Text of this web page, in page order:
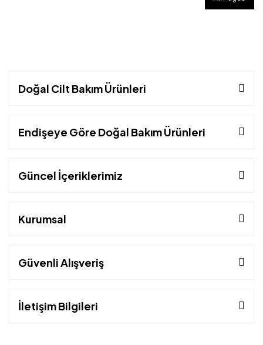
Doğal Cilt Bakım Ürünleri
Endişeye Göre Doğal Bakım Ürünleri
Güncel İçeriklerimiz
Kurumsal
Güvenli Alışveriş
İletişim Bilgileri